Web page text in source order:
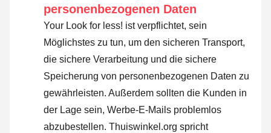
personenbezogenen Daten
Your Look for less! ist verpflichtet, sein
Möglichstes zu tun, um den sicheren Transport,
die sichere Verarbeitung und die sichere
Speicherung von personenbezogenen Daten zu
gewährleisten. Außerdem sollten die Kunden in
der Lage sein, Werbe-E-Mails problemlos
abzubestellen. Thuiswinkel.org spricht